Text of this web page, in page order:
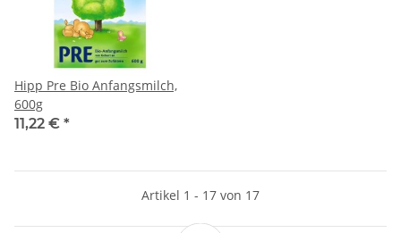
Hipp Pre Bio Anfangsmilch,
600g
11,22 € *
Artikel 1 - 17 von 17